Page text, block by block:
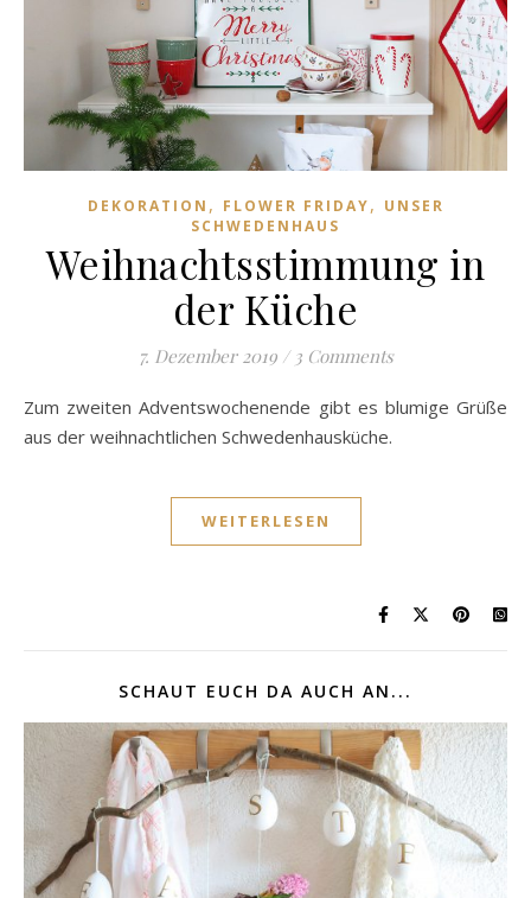
DEKORATION , FLOWER FRIDAY, UNSER
SCHWEDENHAUS
Weihnachtsstimmung in
der Küche
7. Dezember 2019 / 3 Comments
Zum zweiten Adventswochenende gibt es blumige Grüße
aus der weihnachtlichen Schwedenhausküche.
WEITERLESEN
SCHAUT EUCH DA AUCH AN...